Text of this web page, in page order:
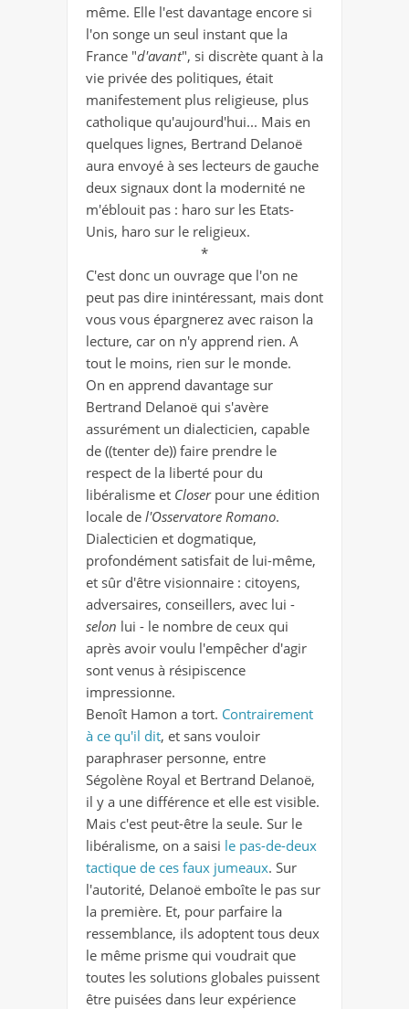
même. Elle l'est davantage encore si
l'on songe un seul instant que la
France "d'avant", si discrète quant à la
vie privée des politiques, était
manifestement plus religieuse, plus
catholique qu'aujourd'hui... Mais en
quelques lignes, Bertrand Delanoë
aura envoyé à ses lecteurs de gauche
deux signaux dont la modernité ne
m'éblouit pas : haro sur les Etats-
Unis, haro sur le religieux.
*
C'est donc un ouvrage que l'on ne
peut pas dire inintéressant, mais dont
vous vous épargnerez avec raison la
lecture, car on n'y apprend rien. A
tout le moins, rien sur le monde.
On en apprend davantage sur
Bertrand Delanoë qui s'avère
assurément un dialecticien, capable
de ((tenter de)) faire prendre le
respect de la liberté pour du
libéralisme et Closer pour une édition
locale de l'Osservatore Romano.
Dialecticien et dogmatique,
profondément satisfait de lui-même,
et sûr d'être visionnaire : citoyens,
adversaires, conseillers, avec lui -
selon lui - le nombre de ceux qui
après avoir voulu l'empêcher d'agir
sont venus à résipiscence
impressionne.
Benoît Hamon a tort. Contrairement
à ce qu'il dit, et sans vouloir
paraphraser personne, entre
Ségolène Royal et Bertrand Delanoë,
il y a une différence et elle est visible.
Mais c'est peut-être la seule. Sur le
libéralisme, on a saisi le pas-de-deux
tactique de ces faux jumeaux. Sur
l'autorité, Delanoë emboîte le pas sur
la première. Et, pour parfaire la
ressemblance, ils adoptent tous deux
le même prisme qui voudrait que
toutes les solutions globales puissent
être puisées dans leur expérience